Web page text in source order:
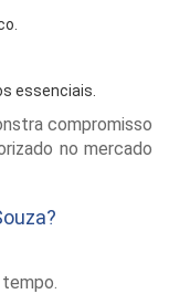
essenciais.
compromisso
no mercado
tempo.